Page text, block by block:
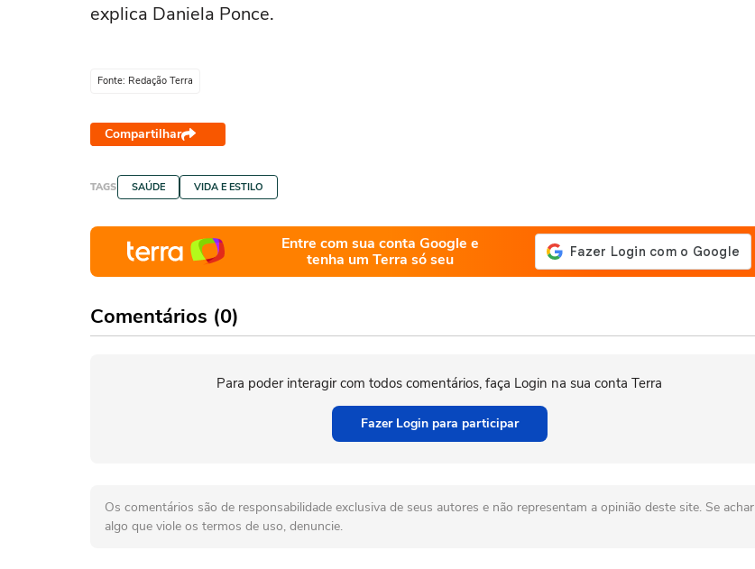
explica Daniela Ponce.
Fonte: Redação Terra
Compartilhar
TAGS SAÚDE VIDA E ESTILO
Entre com sua conta Google e
tenha um Terra só seu
Comentários (0)
Para poder interagir com todos comentários, faça Login na sua conta Terra
Fazer Login para participar
Os comentários são de responsabilidade exclusiva de seus autores e não representam a opinião deste site. Se achar
algo que viole os termos de uso, denuncie.